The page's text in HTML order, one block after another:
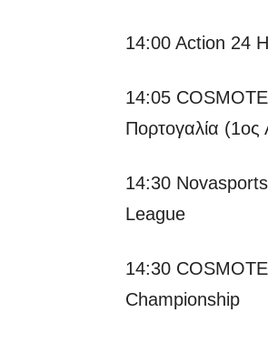
14:00 Action 24
14:05
Πορτογαλία
14:30
League
14:30
Championship